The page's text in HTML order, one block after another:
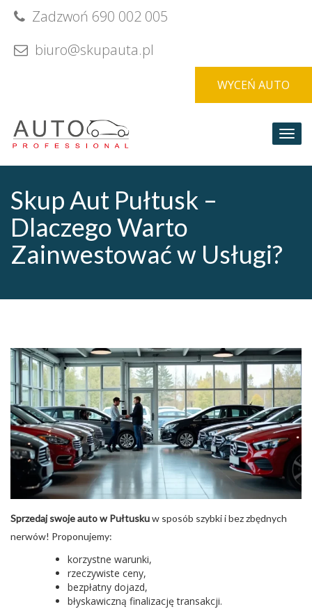
Zadzwoń 690 002 005
biuro@skupauta.pl
WYCEŃ AUTO
Skup Aut Pułtusk –
Dlaczego Warto
Zainwestować w Usługi?
Sprzedaj swoje auto w Pułtuskuw sposób szybki i bez zbędnych
nerwów! Proponujemy:
korzystne warunki,
rzeczywiste ceny,
bezpłatny dojazd,
błyskawiczną finalizację transakcji.